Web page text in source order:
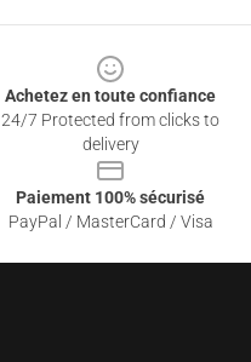
Achetez en toute confiance
24/7 Protected from clicks to
delivery
Paiement 100% sécurisé
PayPal / MasterCard / Visa